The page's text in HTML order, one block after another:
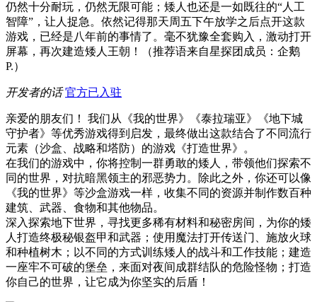
仍然十分耐玩，仍然无限可能；矮人也还是一如既往的“人工
智障”，让人捉急。依然记得那天周五下午放学之后点开这款
游戏，已经是八年前的事情了。毫不犹豫全套购入，激动打开
屏幕，再次建造矮人王朝！（推荐语来自星探团成员：企鹅
P.）
开发者的话 官方已入驻
亲爱的朋友们！ 我们从《我的世界》《泰拉瑞亚》《地下城
守护者》等优秀游戏得到启发，最终做出这款结合了不同流行
元素（沙盒、战略和塔防）的游戏《打造世界》。
在我们的游戏中，你将控制一群勇敢的矮人，带领他们探索不
同的世界，对抗暗黑领主的邪恶势力。除此之外，你还可以像
《我的世界》等沙盒游戏一样，收集不同的资源并制作数百种
建筑、武器、食物和其他物品。
深入探索地下世界，寻找更多稀有材料和秘密房间，为你的矮
人打造终极秘银盔甲和武器；使用魔法打开传送门、施放火球
和种植树木；以不同的方式训练矮人的战斗和工作技能；建造
一座牢不可破的堡垒，来面对夜间成群结队的危险怪物；打造
你自己的世界，让它成为你坚实的后盾！